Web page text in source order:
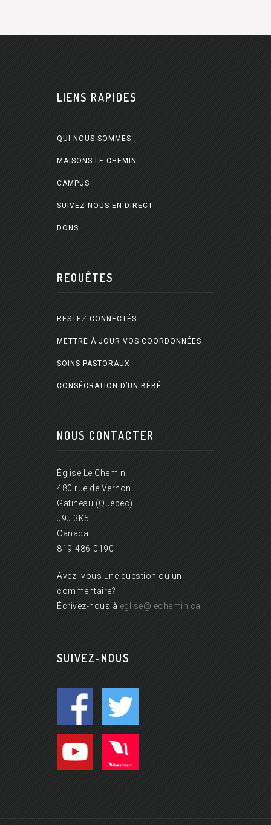
LIENS RAPIDES
QUI NOUS SOMMES
MAISONS LE CHEMIN
CAMPUS
SUIVEZ-NOUS EN DIRECT
DONS
REQUÊTES
RESTEZ CONNECTÉS
METTRE À JOUR VOS COORDONNÉES
SOINS PASTORAUX
CONSÉCRATION D’UN BÉBÉ
NOUS CONTACTER
Église Le Chemin
480 rue de Vernon
Gatineau (Québec)
J9J 3K5
Canada
819-486-0190
Avez -vous une question ou un
commentaire?
Écrivez-nous à eglise@lechemin.ca
SUIVEZ-NOUS